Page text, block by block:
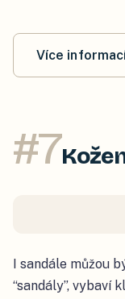
Více
#7
I sandále můžou
“sandály”, vybaví